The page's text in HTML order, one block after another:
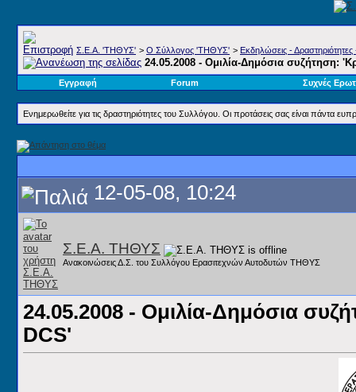
Σ.E.A. 'ΤΗΘΥΣ' > Ο Σύλλογος 'ΤΗΘΥΣ' > Εκδηλώσεις -
24.05.2008 - Ομιλία-Δημόσια συζήτηση:
Εγγραφή Forum Συχνές
Ενημερωθείτε για τις δραστηριότητες του Συλλόγου. Οι προτάσεις σας είναι πάντα
12-05-08, 10:24
Σ.Ε.Α. ΤΗΘΥΣ
Ανακοινώσεις Δ.Σ. του Συλλόγου Ερασιτεχνών Αυτοδυτών ΤΗΘΥΣ
24.05.2008 - Ομιλία-Δημόσια
DCS'